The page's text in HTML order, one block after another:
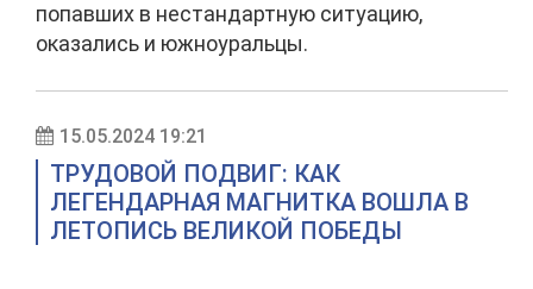
попавших в нестандартную ситуацию,
оказались и южноуральцы.
15.05.2024 19:21
ТРУДОВОЙ ПОДВИГ: КАК
ЛЕГЕНДАРНАЯ МАГНИТКА ВОШЛА В
ЛЕТОПИСЬ ВЕЛИКОЙ ПОБЕДЫ